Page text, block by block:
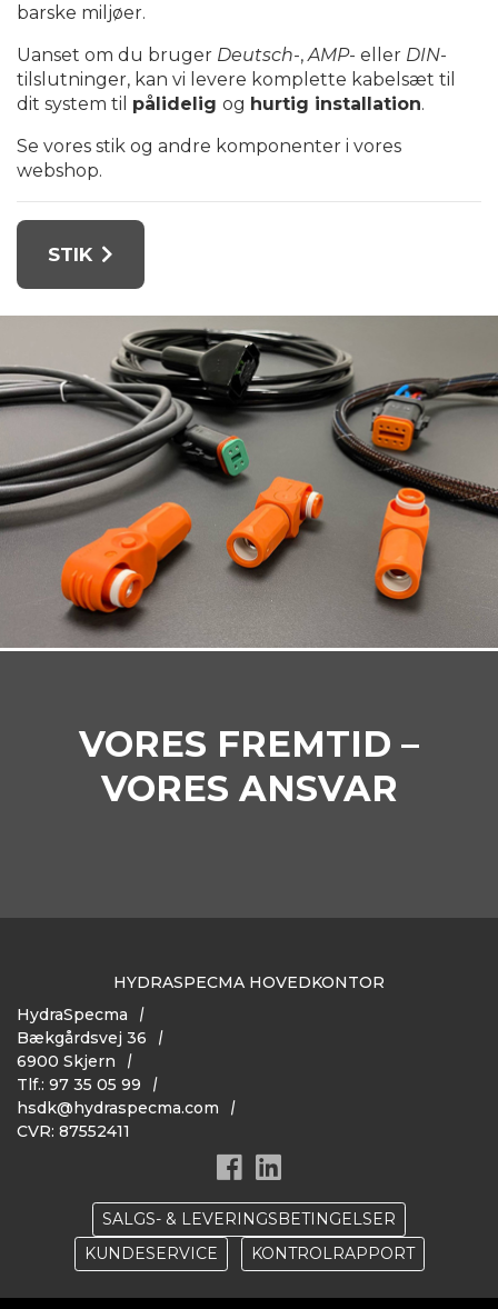
barske miljøer.
Uanset om du bruger Deutsch-,AMP- eller DIN-
tilslutninger, kan vi levere komplette kabelsæt til
dit system til pålidelig og hurtig installation.
Se vores stik og andre komponenter i vores
webshop.
STIK
VORES FREMTID –
VORES ANSVAR
HYDRASPECMA HOVEDKONTOR
HydraSpecma
Bækgårdsvej 36
6900 Skjern
Tlf.: 97 35 05 99
hsdk@hydraspecma.com
CVR: 87552411
SALGS- & LEVERINGSBETINGELSER
KUNDESERVICE
KONTROLRAPPORT